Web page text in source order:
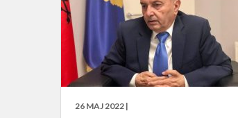
26 MAJ 2022 |